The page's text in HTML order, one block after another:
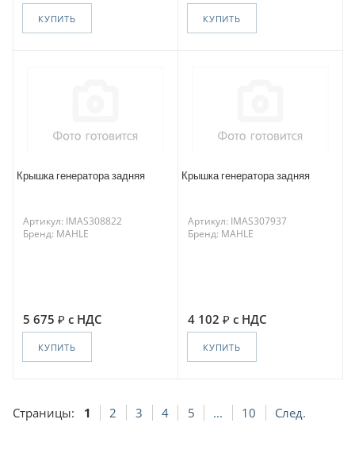
КУПИТЬ КУПИТЬ
Крышка генератора задняя
Артикул: IMAS308822
Бренд: MAHLE
5 675 с НДС
КУПИТЬ
Крышка генератора задняя
Артикул: IMAS307937
Бренд: MAHLE
4 102 с НДС
КУПИТЬ
Страницы: 1 2 3 4 5 ... 10 След.